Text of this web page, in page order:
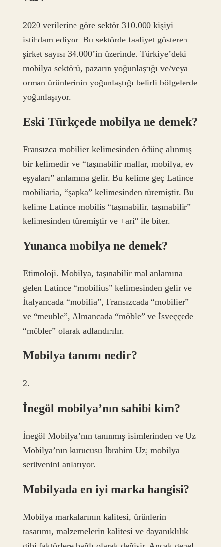
2020 verilerine göre sektör 310.000 kişiyi
istihdam ediyor. Bu sektörde faaliyet gösteren
şirket sayısı 34.000’in üzerinde. Türkiye’deki
mobilya sektörü, pazarın yoğunlaştığı ve/veya
orman ürünlerinin yoğunlaştığı belirli bölgelerde
yoğunlaşıyor.
Eski Türkçede mobilya ne demek?
Fransızca mobilier kelimesinden ödünç alınmış
bir kelimedir ve “taşınabilir mallar, mobilya, ev
eşyaları” anlamına gelir. Bu kelime geç Latince
mobiliaria, “şapka” kelimesinden türemiştir. Bu
kelime Latince mobilis “taşınabilir, taşınabilir”
kelimesinden türemiştir ve +ari° ile biter.
Yunanca mobilya ne demek?
Etimoloji. Mobilya, taşınabilir mal anlamına
gelen Latince “mobilius” kelimesinden gelir ve
İtalyancada “mobilia”, Fransızcada “mobilier”
ve “meuble”, Almancada “möble” ve İsveççede
“möbler” olarak adlandırılır.
Mobilya tanımı nedir?
2.
İnegöl mobilya’nın sahibi kim?
İnegöl Mobilya’nın tanınmış isimlerinden ve Uz
Mobilya’nın kurucusu İbrahim Uz; mobilya
serüvenini anlatıyor.
Mobilyada en iyi marka hangisi?
Mobilya markalarının kalitesi, ürünlerin
tasarımı, malzemelerin kalitesi ve dayanıklılık